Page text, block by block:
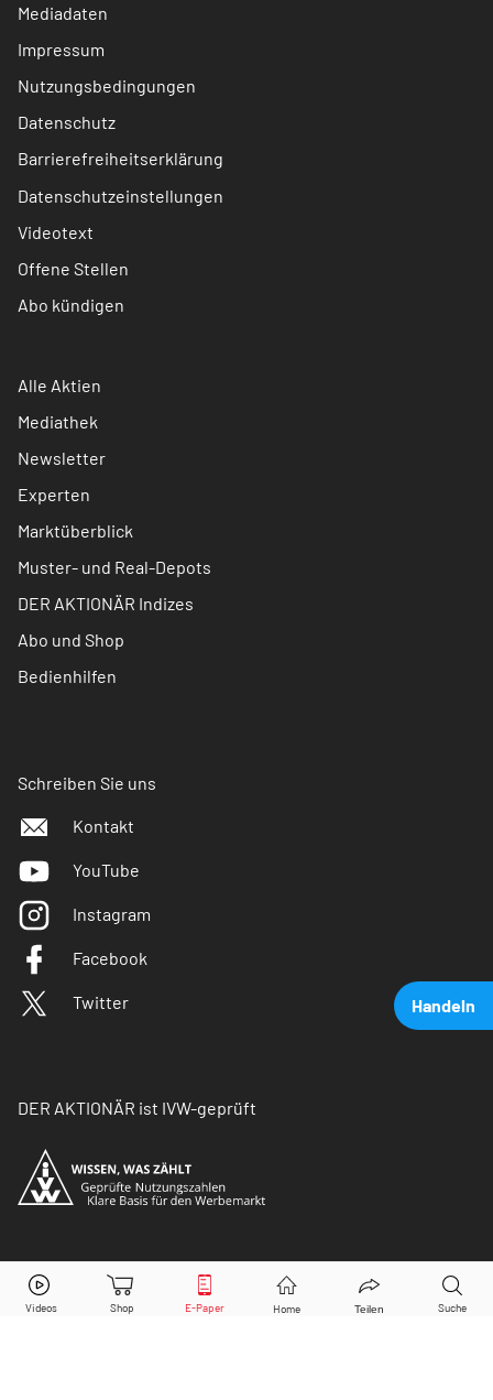
Handeln
BASF Aktie jetzt handeln?
Mediadaten
Impressum
Nutzungsbedingungen
Datenschutz
Barrierefreiheitserklärung
Datenschutzeinstellungen
Videotext
Offene Stellen
Abo kündigen
Alle Aktien
Mediathek
Newsletter
Experten
Marktüberblick
Muster- und Real-Depots
DER AKTIONÄR Indizes
Abo und Shop
Bedienhilfen
Schreiben Sie uns
Kontakt
YouTube
Instagram
Facebook
Twitter
DER AKTIONÄR ist IVW-geprüft
© Copyright 2026 Börsenmedien AG. Alle Rechte